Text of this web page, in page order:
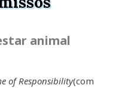
animal
of Responsibility(com